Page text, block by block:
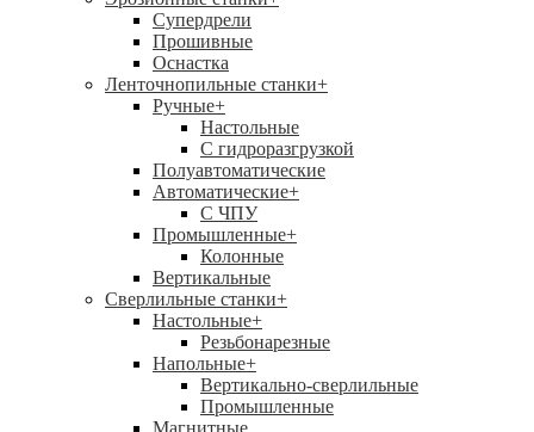
Супердрели
Прошивные
Оснастка
Ленточнопильные станки+
Ручные+
Настольные
С гидроразгрузкой
Полуавтоматические
Автоматические+
С ЧПУ
Промышленные+
Колонные
Вертикальные
Сверлильные станки+
Настольные+
Резьбонарезные
Напольные+
Вертикально-сверлильные
Промышленные
Магнитные